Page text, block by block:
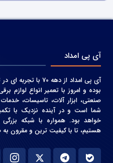
آی پی امداد
آی پی امداد از دهه
بوده و امروز با تعمیر انواع لوازم
صنعتی، ابزار آلات، تاسیسات،
شما است و در آینده نزدیک با
خواهد بود. همواره با شبکه
هستیم، تا با کیفیت ترین و مقرون به